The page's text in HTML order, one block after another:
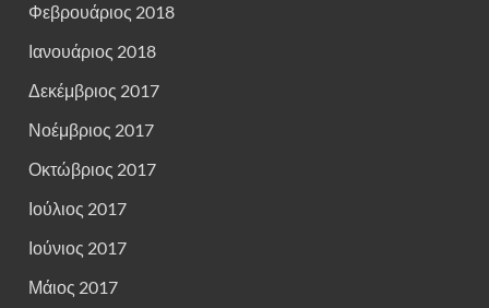
Φεβρουάριος 2018
Ιανουάριος 2018
Δεκέμβριος 2017
Νοέμβριος 2017
Οκτώβριος 2017
Ιούλιος 2017
Ιούνιος 2017
Μάιος 2017